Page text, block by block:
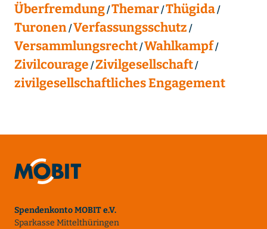
Überfremdung Themar Thügida
Turonen Verfassungsschutz
Versammlungsrecht Wahlkampf
Zivilcourage Zivilgesellschaft
zivilgesellschaftliches Engagement
Spendenkonto MOBIT e.V.
Sparkasse Mittelthüringen